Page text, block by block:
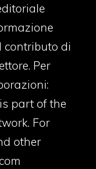
contributo di
Per
part of the
For
other